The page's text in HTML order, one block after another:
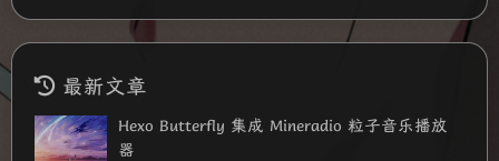
最新文章
Hexo Butterfly 集成 Mineradio 粒子音乐播放
器